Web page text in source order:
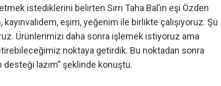
istediklerini belirten Sırrı Taha Bal’ın eşi Özden
eşim, yeğenim ile birlikte çalışıyoruz. Şu
Ürünlerimizi daha sonra işlemek istiyoruz ama
noktaya getirdik. Bu noktadan sonra
lazım” şeklinde konuştu.